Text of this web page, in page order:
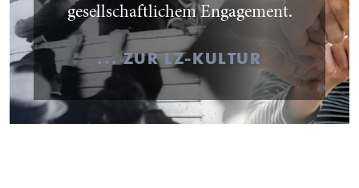
gesellschaftlichem Engagement.
... ZUR LZ-KULTUR